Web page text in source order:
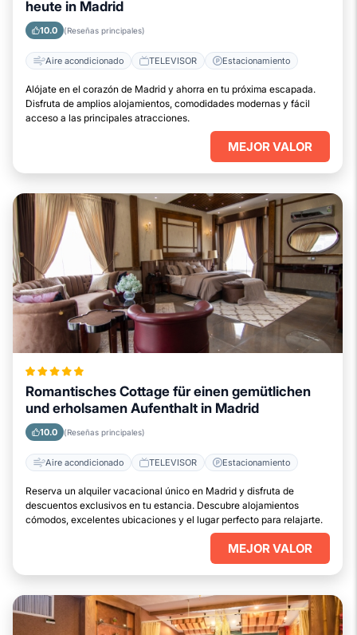
heute in Madrid
10.0 (Reseñas principales)
Aire acondicionado TELEVISOR Estacionamiento
Alójate en el corazón de Madrid y ahorra en tu próxima escapada.
Disfruta de amplios alojamientos, comodidades modernas y fácil
acceso a las principales atracciones.
MEJOR VALOR
Romantisches Cottage für einen gemütlichen
und erholsamen Aufenthalt in Madrid
10.0 (Reseñas principales)
Aire acondicionado TELEVISOR Estacionamiento
Reserva un alquiler vacacional único en Madrid y disfruta de
descuentos exclusivos en tu estancia. Descubre alojamientos
cómodos, excelentes ubicaciones y el lugar perfecto para relajarte.
MEJOR VALOR